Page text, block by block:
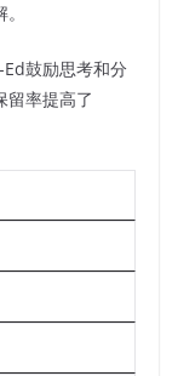
鼓励思考和分
留率提高了